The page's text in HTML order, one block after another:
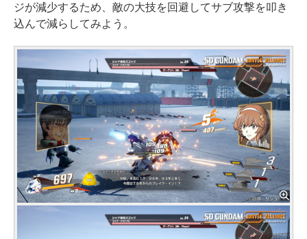
ジが減少するため、敵の大技を回避してサブ攻撃を叩き
込んで減らしてみよう。